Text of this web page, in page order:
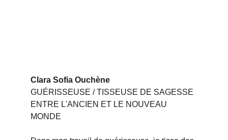
Clara Sofia Ouchène
GUÉRISSEUSE / TISSEUSE DE SAGESSE
ENTRE L'ANCIEN ET LE NOUVEAU
MONDE